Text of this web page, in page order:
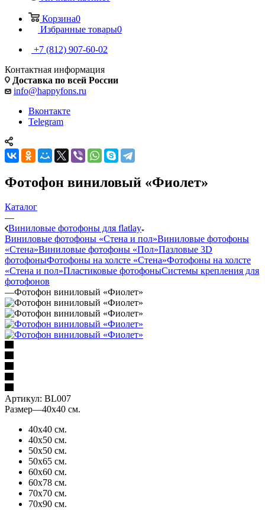
Корзина0
Избранные товары0
+7 (812) 907-60-02
Контактная информация
Доставка по всей России
info@happyfons.ru
Вконтакте
Telegram
Фотофон виниловый «Фиолет»
Каталог
—
Виниловые фотофоны для flatlay
Виниловые фотофоны «Стена и пол»Виниловые фотофоны
«Стена»Виниловые фотофоны «Пол»Пазловые 3D
фотофоныФотофоны на холсте «Стена»Фотофоны на холсте
«Стена и пол»Пластиковые фотофоныСистемы крепления для
фотофонов
—Фотофон виниловый «Фиолет»
Артикул: BL007
Размер—40х40 см.
40х40 см.
40х50 см.
50х50 см.
50х65 см.
60х60 см.
60х78 см.
70х70 см.
70х90 см.